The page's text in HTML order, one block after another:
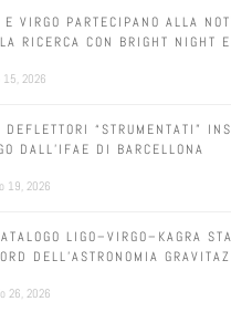
E VIRGO PARTECIPANO ALLA
RICERCA CON BRIGHT NIGHT
15, 2026
DEFLETTORI “STRUMENTATI”
DALL’IFAE DI BARCELLONA
19, 2026
LIGO–VIRGO–KAGRA
DELL’ASTRONOMIA
26, 2026